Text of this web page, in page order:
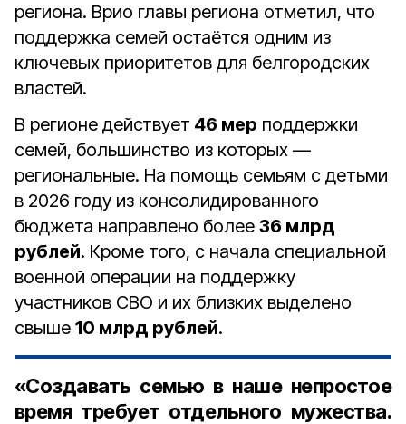
региона. Врио главы региона отметил, что
поддержка семей остаётся одним из
ключевых приоритетов для белгородских
властей.
В регионе действует 46 мер поддержки
семей, большинство из которых —
региональные. На помощь семьям с детьми
в 2026 году из консолидированного
бюджета направлено более 36 млрд
рублей. Кроме того, с начала специальной
военной операции на поддержку
участников СВО и их близких выделено
свыше 10 млрд рублей.
«Создавать семью в наше непростое
время требует отдельного мужества.